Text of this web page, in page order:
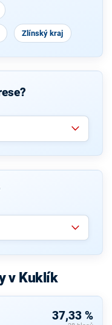
Zlínský kraj
v Kuklík
37,33 %